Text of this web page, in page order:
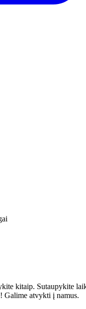
kitaip. Sutaupykite
Galime atvykti į namus.